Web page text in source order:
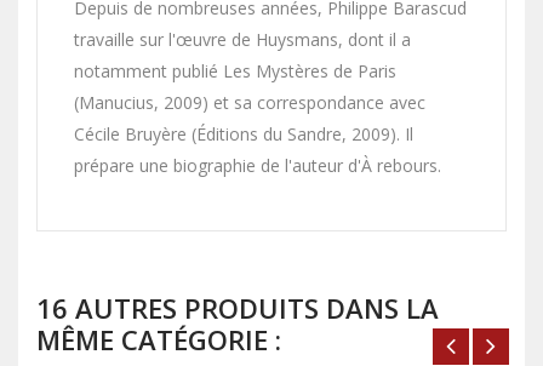
Depuis de nombreuses années, Philippe Barascud
travaille sur l'œuvre de Huysmans, dont il a
notamment publié Les Mystères de Paris
(Manucius, 2009) et sa correspondance avec
Cécile Bruyère (Éditions du Sandre, 2009). Il
prépare une biographie de l'auteur d'À rebours.
16 AUTRES PRODUITS DANS LA
MÊME CATÉGORIE :